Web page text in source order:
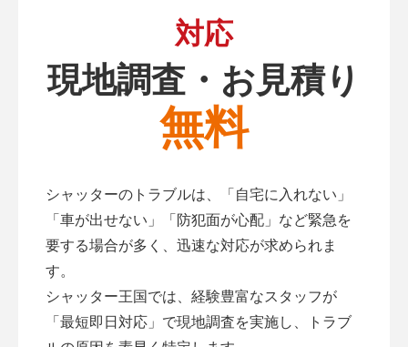
対応
現地調査・お見積り
無料
シャッターのトラブルは、「自宅に入れない」
「車が出せない」「防犯面が心配」など緊急を
要する場合が多く、迅速な対応が求められま
す。
シャッター王国では、経験豊富なスタッフが
「最短即日対応」で現地調査を実施し、トラブ